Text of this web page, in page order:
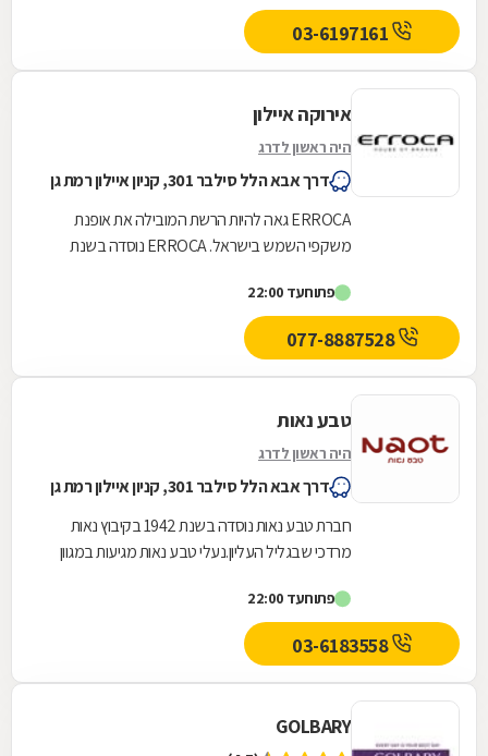
אירוקה איילון
היה ראשון לדרג
דרך אבא הלל סילבר 301, קניון איילון רמת גן
ERROCA גאה להיות הרשת המובילה את אופנת
משקפי השמש בישראל. ERROCA נוסדה בשנת
והצליחה לבסס את מעמדה...
פתוחעד 22:00
077-8887528
טבע נאות
היה ראשון לדרג
דרך אבא הלל סילבר 301, קניון איילון רמת גן
חברת טבע נאות נוסדה בשנת 1942 בקיבוץ נאות
מרדכי שבגליל העליון.נעלי טבע נאות מגיעות במגוון
פתוחעד 22:00
03-6183558
GOLBARY